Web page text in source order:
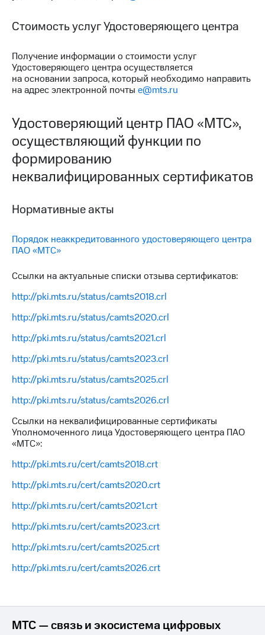
аудит
Рынок
Описание
Программа
приобретения
акций
Дивиденды
Рынок
облигаций
Описание
о
именных
облигаций
Другое
Регистратор
Реквизиты
Контакты
развитие
На главную
Стоимость услуг Удостоверяющего центра
Получение информации о стоимости услуг
Удостоверяющего центра осуществляется
на основании запроса, который необходимо направить
на адрес электронной почты e@mts.ru
Удостоверяющий центр ПАО «МТС»,
осуществляющий функции по
формированию
неквалифицированных сертификатов
Нормативные акты
Порядок неаккредитованного удостоверяющего центра
ПАО «МТС»
Ссылки на актуальные списки отзыва сертификатов:
http://pki.mts.ru/status/camts2018.crl
http://pki.mts.ru/status/camts2020.crl
http://pki.mts.ru/status/camts2021.crl
http://pki.mts.ru/status/camts2023.crl
http://pki.mts.ru/status/camts2025.crl
http://pki.mts.ru/status/camts2026.crl
Ссылки на неквалифицированные сертификаты
Уполномоченного лица Удостоверяющего центра ПАО
«МТС»:
http://pki.mts.ru/cert/camts2018.crt
http://pki.mts.ru/cert/camts2020.crt
http://pki.mts.ru/cert/camts2021.crt
http://pki.mts.ru/cert/camts2023.crt
http://pki.mts.ru/cert/camts2025.crt
http://pki.mts.ru/cert/camts2026.crt
МТС — связь и экосистема цифровых